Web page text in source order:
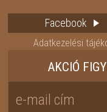
Facebook
Adatkezelési
AKCIÓ